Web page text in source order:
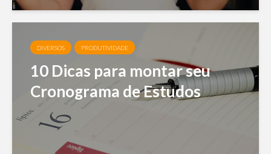
DIVERSOS PRODUTIVIDADE
10 Dicas para montar seu
Cronograma de Estudos